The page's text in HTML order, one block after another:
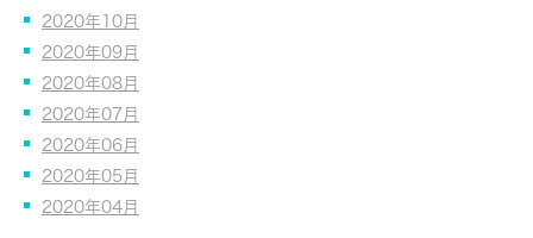
2020年10月
2020年09月
2020年08月
2020年07月
2020年06月
2020年05月
2020年04月